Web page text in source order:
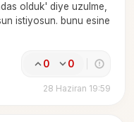
olduk' diye uzulme,
istiyosun. bunu esine
0 0
28 Haziran 19:59